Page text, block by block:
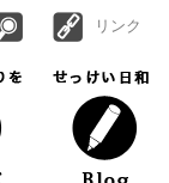
リンク